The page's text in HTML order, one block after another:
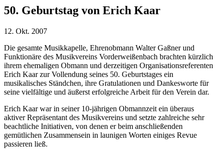
50. Geburtstag von Erich Kaar
12. Okt. 2007
Die gesamte Musikkapelle, Ehrenobmann Walter Gaßner und
Funktionäre des Musikvereins Vorderweißenbach brachten kürzlich
ihrem ehemaligen Obmann und derzeitigen Organisationsreferenten
Erich Kaar zur Vollendung seines 50. Geburtstages ein
musikalisches Ständchen, ihre Gratulationen und Dankesworte für
seine vielfältige und äußerst erfolgreiche Arbeit für den Verein dar.
Erich Kaar war in seiner 10-jährigen Obmannzeit ein überaus
aktiver Repräsentant des Musikvereins und setzte zahlreiche sehr
beachtliche Initiativen, von denen er beim anschließenden
gemütlichen Zusammensein in launigen Worten einiges Revue
passieren ließ.